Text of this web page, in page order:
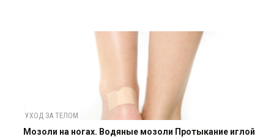
УХОД ЗА ТЕЛОМ
Мозоли на ногах. Водяные мозоли Протыкание иглой